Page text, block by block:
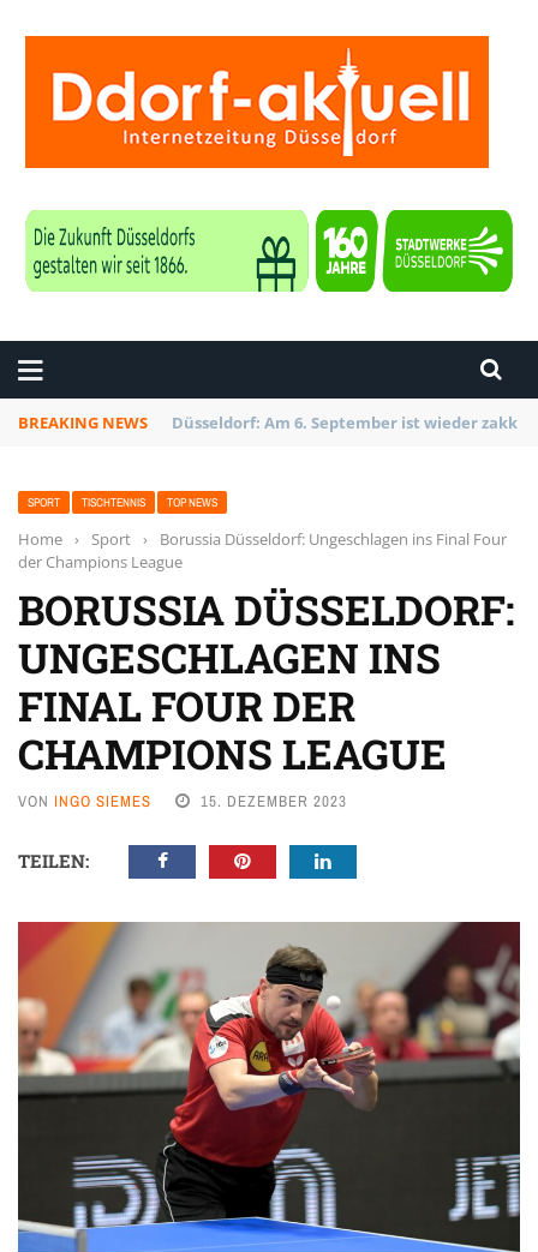
BREAKING NEWS Düsseldorf Kalkum: Bei
SPORT TISCHTENNIS TOP NEWS
Home › Sport ›
Borussia Düsseldorf: Ungeschlagen ins Final Four
der Champions League
BORUSSIA DÜSSELDORF:
UNGESCHLAGEN INS
FINAL FOUR DER
CHAMPIONS LEAGUE
VON INGO SIEMES 15. DEZEMBER 2023
TEILEN: